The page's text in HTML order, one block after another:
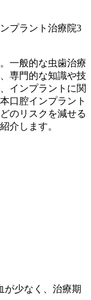
プラント治療院3
一般的な虫歯治療
専門的な知識や技
インプラントに関
口腔インプラント
のリスクを減せる
介します。
が少なく、治療期